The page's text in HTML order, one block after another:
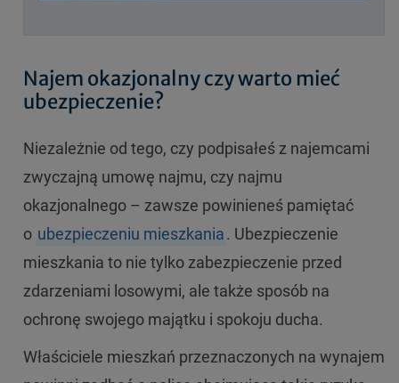
Najem okazjonalny czy warto mieć
ubezpieczenie?
Niezależnie od tego, czy podpisałeś z najemcami
zwyczajną umowę najmu, czy najmu
okazjonalnego – zawsze powinieneś pamiętać
o ubezpieczeniu mieszkania. Ubezpieczenie
mieszkania to nie tylko zabezpieczenie przed
zdarzeniami losowymi, ale także sposób na
ochronę swojego majątku i spokoju ducha.
Właściciele mieszkań przeznaczonych na wynajem